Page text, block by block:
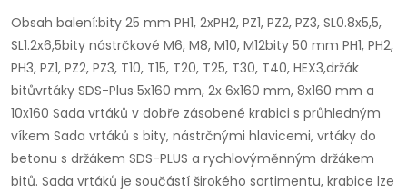
Obsah balení:bity 25 mm PH1, 2xPH2, PZ1, PZ2, PZ3, SL0.8x5,5,
SL1.2x6,5bity nástrčkové M6, M8, M10, M12bity 50 mm PH1, PH2,
PH3, PZ1, PZ2, PZ3, T10, T15, T20, T25, T30, T40, HEX3,držák
bitůvrtáky SDS-Plus 5x160 mm, 2x 6x160 mm, 8x160 mm a
10x160 Sada vrtáků v dobře zásobené krabici s průhledným
víkem Sada vrtáků s bity, nástrčnými hlavicemi, vrtáky do
betonu s držákem SDS-PLUS a rychlovýměnným držákem
bitů. Sada vrtáků je součástí širokého sortimentu, krabice lze